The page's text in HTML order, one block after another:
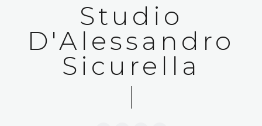
Studio
D'Alessandro
Sicurella